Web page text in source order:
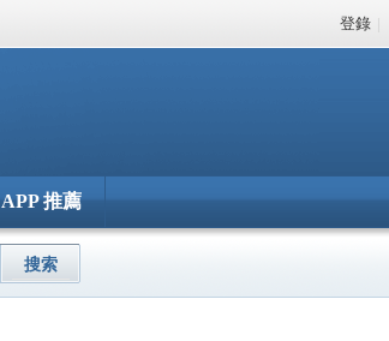
登錄 |
APP 推薦
搜索